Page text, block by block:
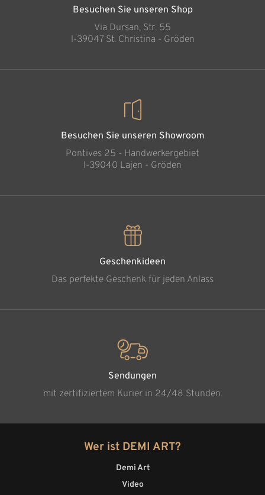
Besuchen Sie unseren Shop
Via Dursan, Str. 55
l-39047 St. Christina - Gröden
Besuchen Sie unseren Showroom
Pontives 25 - Handwerkergebiet
l-39040 Lajen - Gröden
Geschenkideen
Das perfekte Geschenk für jeden Anlass
Sendungen
mit zertifiziertem Kurier in 24/48 Stunden.
Wer ist DEMI ART?
Demi Art
Video